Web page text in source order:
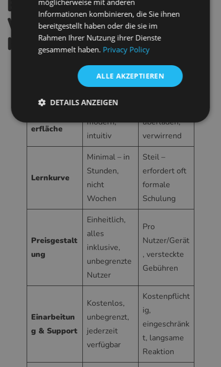
Ein genauerer Blick:
Wie Glasson die
Konkurrenz übertrifft
Glasson
Veraltete
Systeme
erfläche
Klar,
modern,
intuitiv
überladen,
verwirrend
Lernkurve
Minimal – in
Stunden,
nicht
Wochen
Steil –
erfordert oft
formale
Schulung
Preisgestalt
ung
Einheitlich,
alles
inklusive,
unbegrenzte
Nutzer
Pro
Nutzer/Gerät
, versteckte
Gebühren
Einarbeitun
g & Support
Kostenlos,
unbegrenzt,
jederzeit
verfügbar
Kostenpflicht
ig,
eingeschränk
t, langsame
Reaktion
CROATIAN
ITALIAN
PORTUGUESE
ROMANIAN
HUNGARIAN
SWEDISH
GREEK
RUSSIAN
möglicherweise mit anderen
Informationen kombinieren, die Sie ihnen
bereitgestellt haben oder die sie im
Rahmen Ihrer Nutzung ihrer Dienste
gesammelt haben. Privacy Policy
ALLE AKZEPTIEREN
DETAILS ANZEIGEN